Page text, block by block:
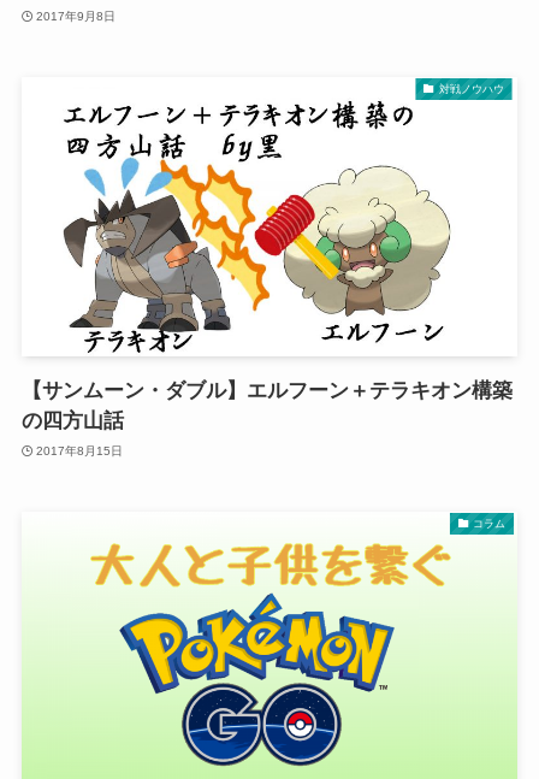
2017年9月8日
対戦ノウハウ
【サンムーン・ダブル】エルフーン＋テラキオン構築
の四方山話
2017年8月15日
コラム